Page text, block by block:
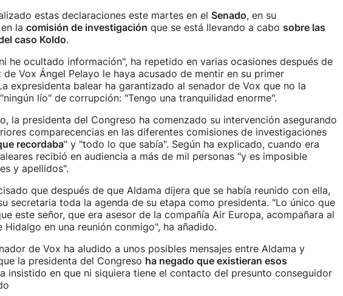
estas declaraciones este martes en el Senado, en su
la comisión de investigación que se está llevando a cabo sobre las
caso Koldo.
he ocultado información", ha repetido en varias ocasiones después de
Vox Ángel Pelayo le haya acusado de mentir en su primer
expresidenta balear ha garantizado al senador de Vox que no la
lío" de corrupción: "Tengo una tranquilidad enorme".
la presidenta del Congreso ha comenzado su intervención asegurando
comparecencias en las diferentes comisiones de investigaciones
recordaba" y "todo lo que sabía". Según ha explicado, cuando era
recibió en audiencia a más de mil personas "y es imposible
y apellidos".
que después de que Aldama dijera que se había reunido con ella,
secretaria toda la agenda de su etapa como presidenta. "Lo único que
este señor, que era asesor de la compañía Air Europa, acompañara al
Hidalgo en una reunión conmigo", ha añadido.
de Vox ha aludido a unos posibles mensajes entre Aldama y
la presidenta del Congreso ha negado que existieran esos
insistido en que ni siquiera tiene el contacto del presunto conseguidor